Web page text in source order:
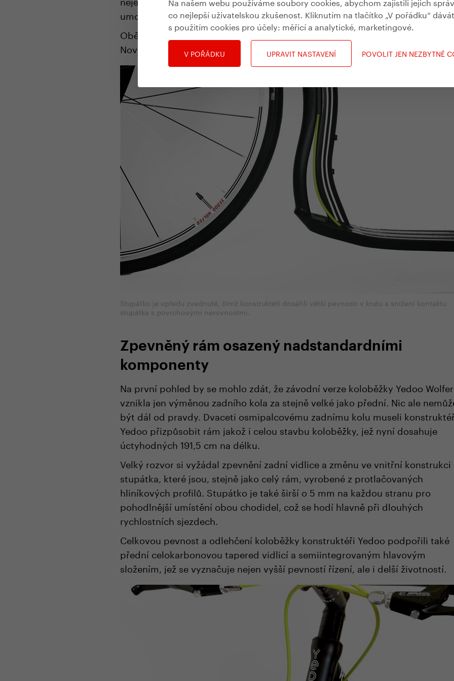
co nejlepší uživatelskou zkušenost. Kliknutím na tlačítko „V pořádku“
s použitím cookies pro účely: měřicí a analytické, marketingové
V POŘÁDKU UPRAVIT NASTAVENÍ POVOLIT JEN NEZBYTNÉ
umožňují přezutí koloběžky do plášťů s vyšším profilem.
Obě 28palcová kola mají ve svém středu super lehký, 100 mm široký náboj
Novatec.
Stupátko je vpředu zvednuté, čímž konstruktéři dosáhli větší pevnosti v krutu a snížení kontaktu
stupátka s povrchovými nerovnostmi.
Zpevněný rám osazený nadstandardními
komponenty
Na první pohled by se mohlo zdát, že závodní verze koloběžky Yedoo Wolfer
vznikla jen výměnou zadního kola za stejně velké jako přední. Nic ale
být dál od pravdy. Dvaceti osmipalcovému zadnímu kolu museli
Yedoo přizpůsobit rám jakož i celou stavbu koloběžky, jež nyní dosahuje
úctyhodných 191,5 cm na délku.
Velký rozvor si vyžádal zpevnění zadní vidlice a změnu ve vnitřní konstrukci
stupátka, které jsou, stejně jako celý rám, vyrobené z protlačovaných
hliníkových profilů. Stupátko je také širší o 5 mm na každou stranu pro
pohodlnější umístění obou chodidel, což se hodí hlavně při dlouhých
rychlostních sjezdech.
Celkovou pevnost a odlehčení koloběžky konstruktéři Yedoo podpořili také
přední celokarbonovou tapered vidlicí a semiintegrovaným hlavovým
složením, jež se vyznačuje nejen vyšší pevností řízení, ale i delší životností.